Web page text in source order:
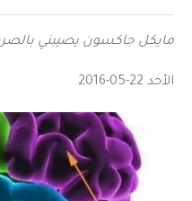
مايكل جاكسون يصيبني
الأحد 22-05-2016